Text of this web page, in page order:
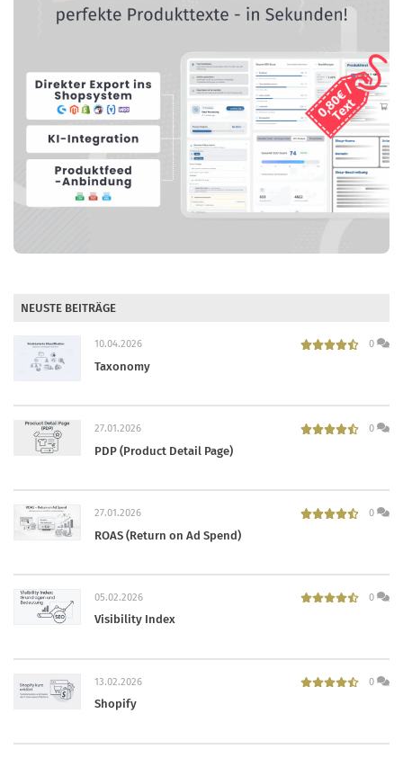
NEUSTE BEITRÄGE
10.04.2026 0
Taxonomy
27.01.2026 0
PDP (Product Detail Page)
27.01.2026 0
ROAS (Return on Ad Spend)
05.02.2026 0
Visibility Index
13.02.2026 0
Shopify